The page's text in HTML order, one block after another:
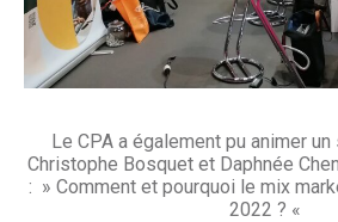
Le CPA a également pu animer
Christophe Bosquet et Daphnée
: » Comment et pourquoi le mix
2022 ? «